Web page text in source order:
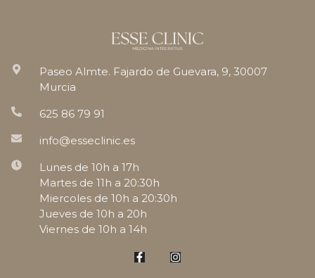
Paseo Almte. Fajardo de Guevara, 9, 30007
Murcia
625 86 79 91
info@esseclinic.es
Lunes de 10h a 17h
Martes de 11h a 20:30h
Miercoles de 10h a 20:30h
Jueves de 10h a 20h
Viernes de 10h a 14h